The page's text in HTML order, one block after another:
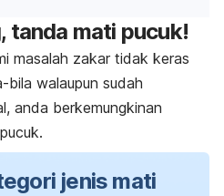
tanda mati pucuk!
masalah zakar tidak keras
walaupun sudah
anda berkemungkinan
jenis mati